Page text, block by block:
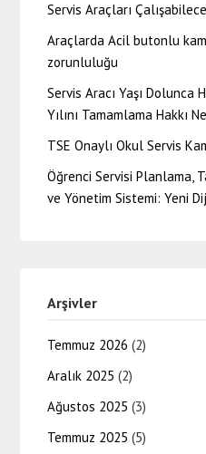
Servis Araçları
Araçlarda Acil butonlu
zorunluluğu
Servis Aracı Yaşı Dolunca
Yılını Tamamlama Hakkı
TSE Onaylı Okul Servis
Öğrenci Servisi Planlama,
ve Yönetim Sistemi: Yeni
Arşivler
Temmuz 2026 (2)
Aralık 2025 (2)
Ağustos 2025 (3)
Temmuz 2025 (5)